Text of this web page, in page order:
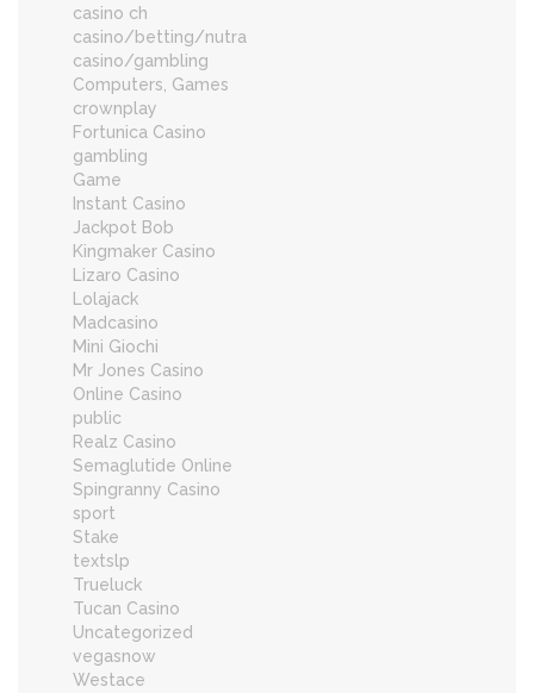
casino ch
casino/betting/nutra
casino/gambling
Computers, Games
crownplay
Fortunica Casino
gambling
Game
Instant Casino
Jackpot Bob
Kingmaker Casino
Lizaro Casino
Lolajack
Madcasino
Mini Giochi
Mr Jones Casino
Online Casino
public
Realz Casino
Semaglutide Online
Spingranny Casino
sport
Stake
textslp
Trueluck
Tucan Casino
Uncategorized
vegasnow
Westace